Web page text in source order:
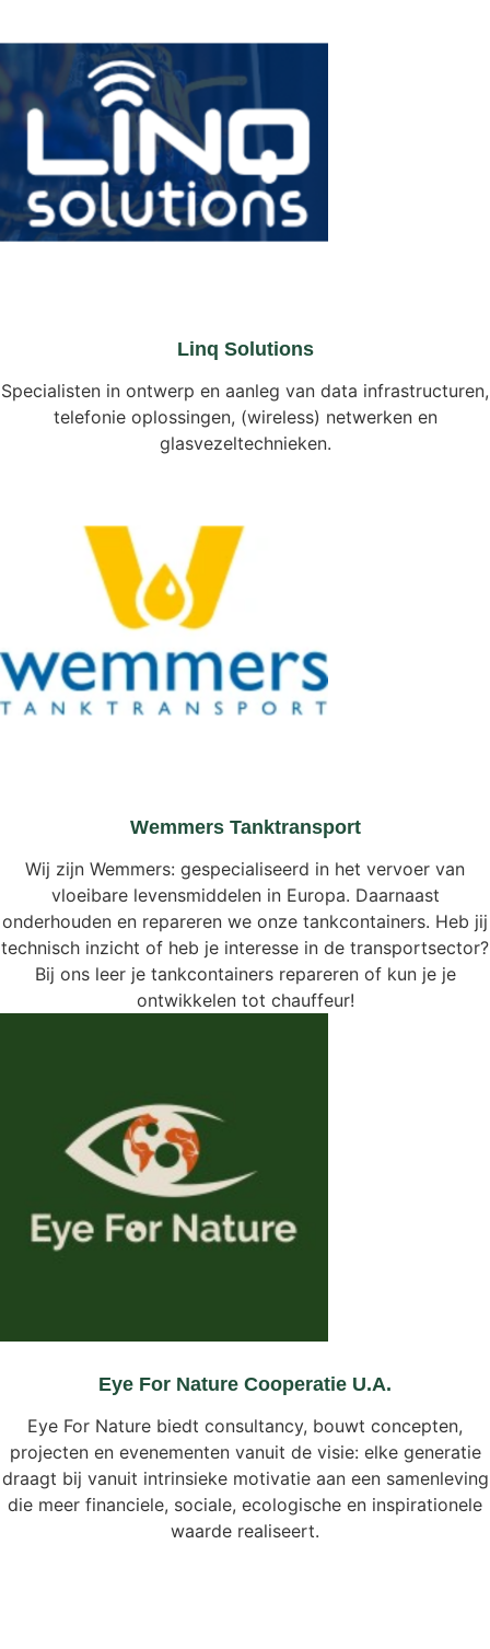
Linq Solutions
Specialisten in ontwerp en aanleg van data infrastructuren,
telefonie oplossingen, (wireless) netwerken en
glasvezeltechnieken.
Wemmers Tanktransport
Wij zijn Wemmers: gespecialiseerd in het vervoer van
vloeibare levensmiddelen in Europa. Daarnaast
onderhouden en repareren we onze tankcontainers. Heb jij
technisch inzicht of heb je interesse in de transportsector?
Bij ons leer je tankcontainers repareren of kun je je
ontwikkelen tot chauffeur!
Eye For Nature Cooperatie U.A.
Eye For Nature biedt consultancy, bouwt concepten,
projecten en evenementen vanuit de visie: elke generatie
draagt bij vanuit intrinsieke motivatie aan een samenleving
die meer financiele, sociale, ecologische en inspirationele
waarde realiseert.